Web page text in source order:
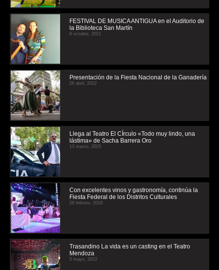
FESTIVAL DE MUSICA ANTIGUA en el Auditorio de
la Biblioteca San Martín
9 octubre, 2021
Presentación de la Fiesta Nacional de la Ganadería
26 abril, 2022
Llega al Teatro El CÍrculo «Todo muy lindo, una
lástima» de Sacha Barrera Oro
13 marzo, 2025
Con excelentes vinos y gastronomía, continúa la
Fiesta Federal de los Distritos Culturales
28 febrero, 2019
Trasandino La vida es un casting en el Teatro
Mendoza
5 mayo, 2022